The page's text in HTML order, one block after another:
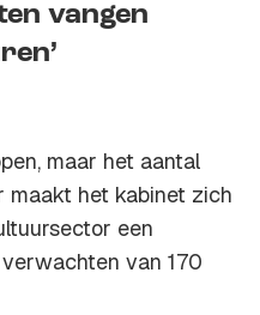
vangen
maar het aantal
maakt het kabinet zich
een
van 170